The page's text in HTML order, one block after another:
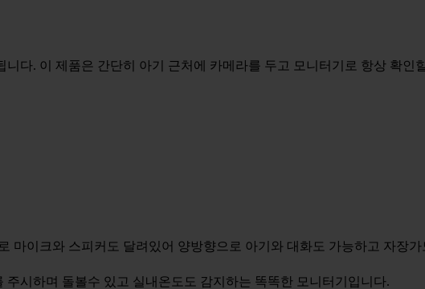
다. 이 제품은 간단히 아기 근처에 카메라를 두고 모니터기로 항상 확인
마이크와 스피커도 달려있어 양방향으로 아기와 대화도 가능하고 자장
시하며 돌볼수 있고 실내온도도 감지하는 똑똑한 모니터기입니다.